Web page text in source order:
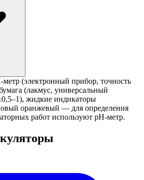
(электронный прибор, точность
(лакмус, универсальный
жидкие индикаторы
оранжевый — для определения
работ используют pH-метр.